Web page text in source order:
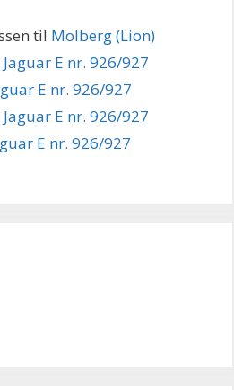
til Molberg (Lion)
Jaguar E nr. 926/927
E nr. 926/927
Jaguar E nr. 926/927
E nr. 926/927